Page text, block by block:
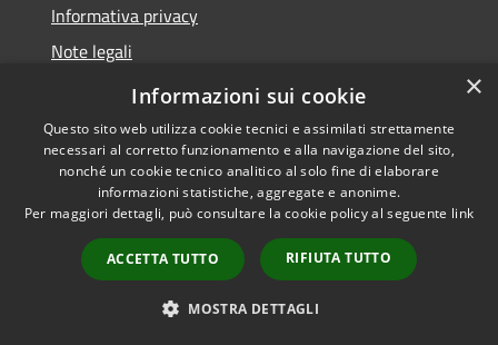
Informativa privacy
Note legali
Dichiarazione di accessibilità
Accessibilità
Copyright © 2026 • Comune di
Castel del Giudice • Powered by
Municipium•
Accesso
redazione
×
Informazioni sui cookie
Questo sito web utilizza cookie tecnici e assimilati strettamente
necessari al corretto funzionamento e alla navigazione del sito,
nonché un cookie tecnico analitico al solo fine di elaborare
informazioni statistiche, aggregate e anonime.
Per maggiori dettagli, può consultare la cookie policy al seguente link
ACCETTA TUTTO RIFIUTA TUTTO
MOSTRA DETTAGLI